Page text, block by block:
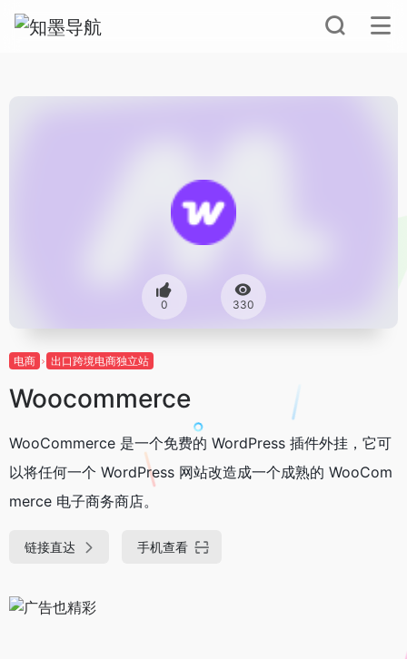
0 330
电商 出口跨境电商独立站
Woocommerce
WooCommerce 是一个免费的 WordPress 插件外挂，它可
以将任何一个 WordPress 网站改造成一个成熟的 WooCom
merce 电子商务商店。
链接直达 手机查看